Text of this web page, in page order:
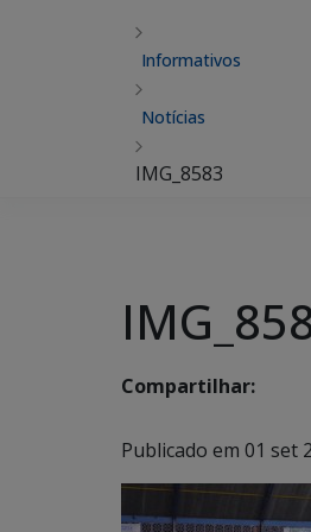
Informativos
Notícias
IMG_8583
Compartilhar:
Publicado em 01 set